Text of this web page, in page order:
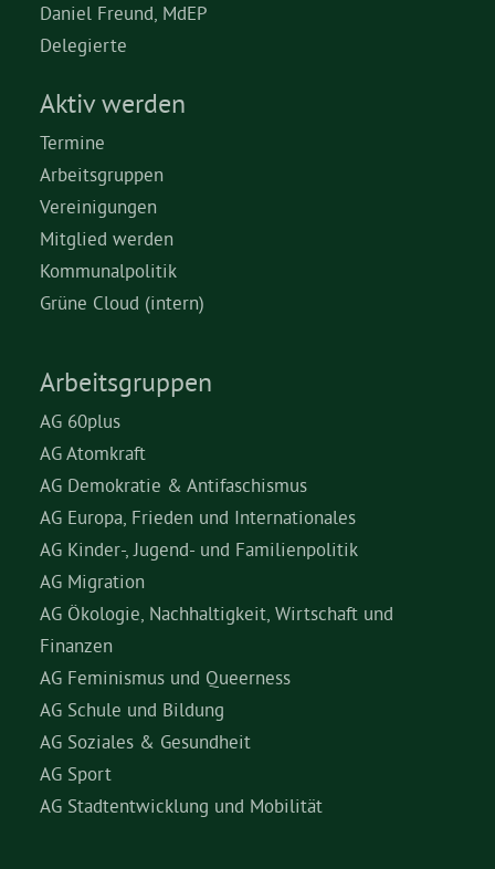
Daniel Freund, MdEP
Delegierte
Aktiv werden
Termine
Arbeitsgruppen
Vereinigungen
Mitglied werden
Kommunalpolitik
Grüne Cloud (intern)
Arbeitsgruppen
AG 60plus
AG Atomkraft
AG Demokratie & Antifaschismus
AG Europa, Frieden und Internationales
AG Kinder-, Jugend- und Familienpolitik
AG Migration
AG Ökologie, Nachhaltigkeit, Wirtschaft und
Finanzen
AG Feminismus und Queerness
AG Schule und Bildung
AG Soziales & Gesundheit
AG Sport
AG Stadtentwicklung und Mobilität